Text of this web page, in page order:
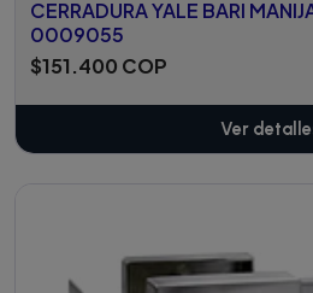
CERRADURA YALE BARI
0009055
$151.400 COP
Ver